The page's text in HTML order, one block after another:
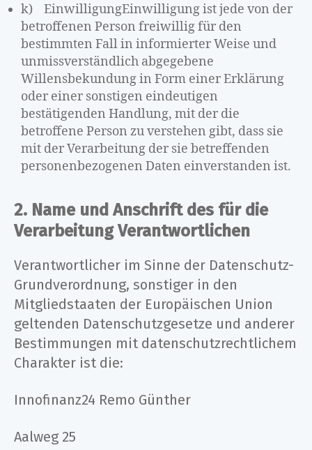
k) EinwilligungEinwilligung ist jede von der
betroffenen Person freiwillig für den
bestimmten Fall in informierter Weise und
unmissverständlich abgegebene
Willensbekundung in Form einer Erklärung
oder einer sonstigen eindeutigen
bestätigenden Handlung, mit der die
betroffene Person zu verstehen gibt, dass sie
mit der Verarbeitung der sie betreffenden
personenbezogenen Daten einverstanden ist.
2. Name und Anschrift des für die
Verarbeitung Verantwortlichen
Verantwortlicher im Sinne der Datenschutz-
Grundverordnung, sonstiger in den
Mitgliedstaaten der Europäischen Union
geltenden Datenschutzgesetze und anderer
Bestimmungen mit datenschutzrechtlichem
Charakter ist die:
Innofinanz24 Remo Günther
Aalweg 25